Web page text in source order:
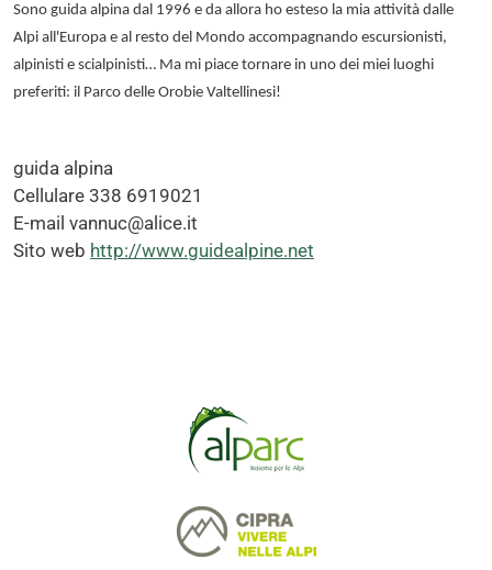
Sono guida alpina dal 1996 e da allora ho esteso la mia attività dalle
Alpi all'Europa e al resto del Mondo accompagnando escursionisti,
alpinisti e scialpinisti… Ma mi piace tornare in uno dei miei luoghi
preferiti: il Parco delle Orobie Valtellinesi!
guida alpina
Cellulare 338 6919021
E-mail vannuc@alice.it
Sito web http://www.guidealpine.net